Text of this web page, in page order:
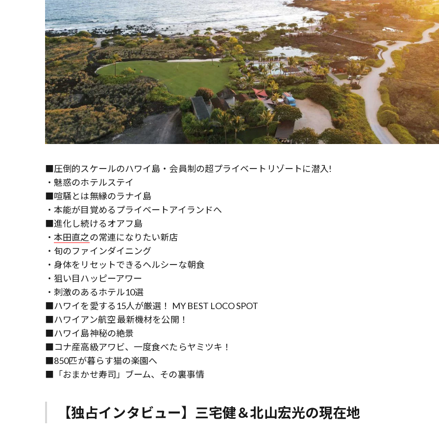
■圧倒的スケールのハワイ島・会員制の超プライベートリゾートに潜入!
・魅惑のホテルステイ
■喧騒とは無縁のラナイ島
・本能が目覚めるプライベートアイランドへ
■進化し続けるオアフ島
・本田直之の常連になりたい新店
・旬のファインダイニング
・身体をリセットできるヘルシーな朝食
・狙い目ハッピーアワー
・刺激のあるホテル10選
■ハワイを愛する15人が厳選！ MY BEST LOCO SPOT
■ハワイアン航空 最新機材を公開！
■ハワイ島神秘の絶景
■コナ産高級アワビ、一度食べたらヤミツキ！
■850匹が暮らす猫の楽園へ
■「おまかせ寿司」ブーム、その裏事情
【独占インタビュー】三宅健＆北山宏光の現在地